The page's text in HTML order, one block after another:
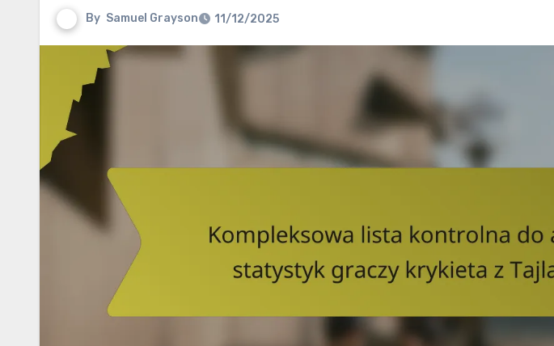
By Samuel Grayson 11/12/2025